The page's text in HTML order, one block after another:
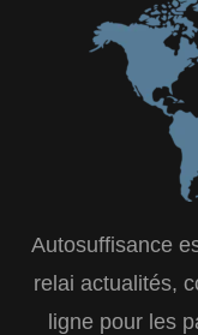
Autosuffisance
relai actualités,
ligne pour les